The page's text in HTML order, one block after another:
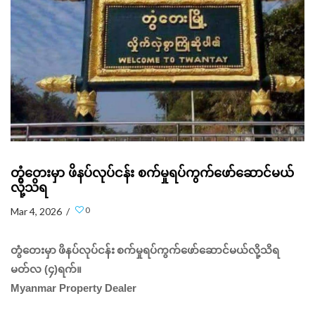
တွံတေးမှာ ဖိနပ်လုပ်ငန်း စက်မှုရပ်ကွက်ဖော်ဆောင်မယ်
လို့သိရ
Mar 4, 2026 / 0
တွံတေးမှာ ဖိနပ်လုပ်ငန်း စက်မှုရပ်ကွက်ဖော်ဆောင်မယ်လို့သိရ
မတ်လ (၄)ရက်။
Myanmar Property Dealer